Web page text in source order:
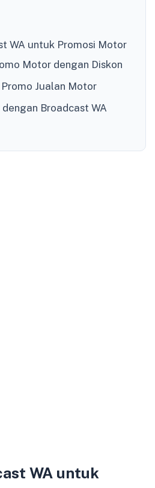
WA untuk Promosi Motor
Motor dengan Diskon
Promo Jualan Motor
Broadcast WA
WA untuk